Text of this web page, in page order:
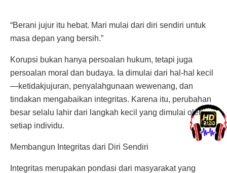
“Berani jujur itu hebat. Mari mulai dari diri sendiri untuk
masa depan yang bersih.”
Korupsi bukan hanya persoalan hukum, tetapi juga
persoalan moral dan budaya. Ia dimulai dari hal-hal kecil
—ketidakjujuran, penyalahgunaan wewenang, dan
tindakan mengabaikan integritas. Karena itu, perubahan
besar selalu lahir dari langkah kecil yang dimulai oleh
setiap individu.
Membangun Integritas dari Diri Sendiri
Integritas merupakan pondasi dari masyarakat yang